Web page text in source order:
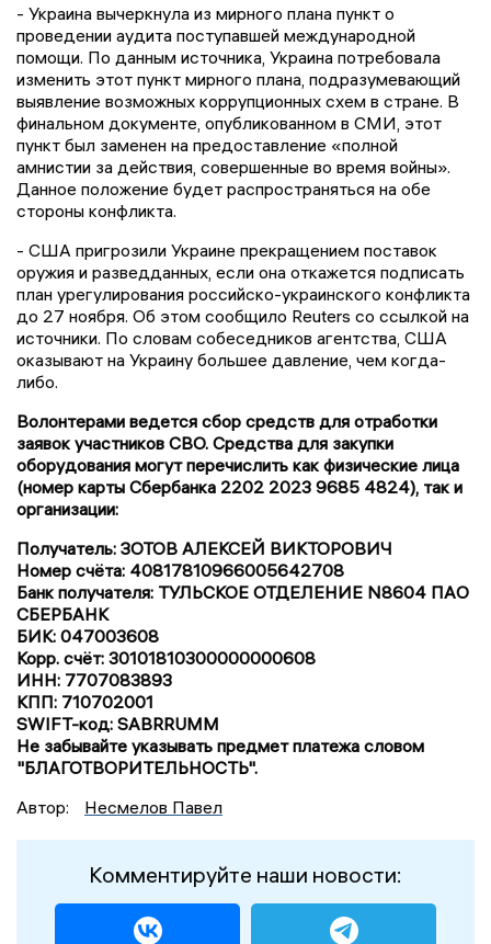
- Украина вычеркнула из мирного плана пункт о
проведении аудита поступавшей международной
помощи. По данным источника, Украина потребовала
изменить этот пункт мирного плана, подразумевающий
выявление возможных коррупционных схем в стране. В
финальном документе, опубликованном в СМИ, этот
пункт был заменен на предоставление «полной
амнистии за действия, совершенные во время войны».
Данное положение будет распространяться на обе
стороны конфликта.
- США пригрозили Украине прекращением поставок
оружия и разведданных, если она откажется подписать
план урегулирования российско-украинского конфликта
до 27 ноября. Об этом сообщило Reuters со ссылкой на
источники. По словам собеседников агентства, США
оказывают на Украину большее давление, чем когда-
либо.
Волонтерами ведется сбор средств для отработки
заявок участников СВО. Средства для закупки
оборудования могут перечислить как физические лица
(номер карты Сбербанка 2202 2023 9685 4824), так и
организации:
Получатель: ЗОТОВ АЛЕКСЕЙ ВИКТОРОВИЧ
Номер счёта: 40817810966005642708
Банк получателя: ТУЛЬСКОЕ ОТДЕЛЕНИЕ N8604 ПАО
СБЕРБАНК
БИК: 047003608
Корр. счёт: 30101810300000000608
ИНН: 7707083893
КПП: 710702001
SWIFT-код: SABRRUMM
Не забывайте указывать предмет платежа словом
"БЛАГОТВОРИТЕЛЬНОСТЬ".
Автор:
Несмелов Павел
Комментируйте наши новости: